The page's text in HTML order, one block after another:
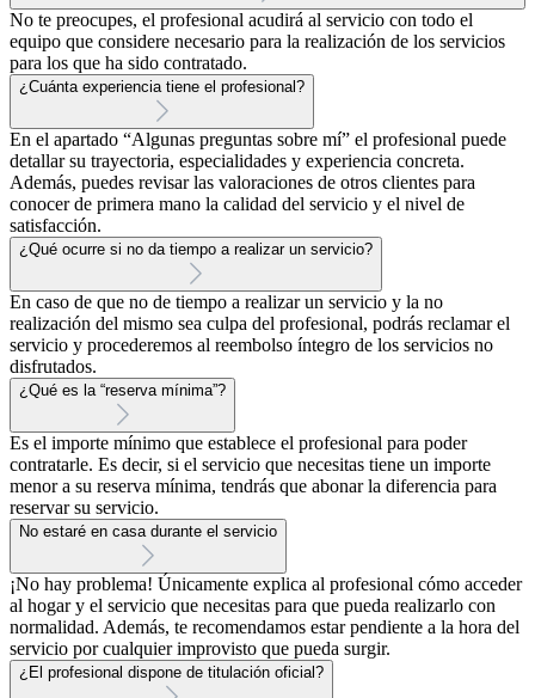
No te preocupes, el profesional acudirá al servicio con todo el
equipo que considere necesario para la realización de los servicios
para los que ha sido contratado.
¿Cuánta experiencia tiene el profesional?
En el apartado “Algunas preguntas sobre mí” el profesional puede
detallar su trayectoria, especialidades y experiencia concreta.
Además, puedes revisar las valoraciones de otros clientes para
conocer de primera mano la calidad del servicio y el nivel de
satisfacción.
¿Qué ocurre si no da tiempo a realizar un servicio?
En caso de que no de tiempo a realizar un servicio y la no
realización del mismo sea culpa del profesional, podrás reclamar el
servicio y procederemos al reembolso íntegro de los servicios no
disfrutados.
¿Qué es la “reserva mínima”?
Es el importe mínimo que establece el profesional para poder
contratarle. Es decir, si el servicio que necesitas tiene un importe
menor a su reserva mínima, tendrás que abonar la diferencia para
reservar su servicio.
No estaré en casa durante el servicio
¡No hay problema! Únicamente explica al profesional cómo acceder
al hogar y el servicio que necesitas para que pueda realizarlo con
normalidad. Además, te recomendamos estar pendiente a la hora del
servicio por cualquier improvisto que pueda surgir.
¿El profesional dispone de titulación oficial?